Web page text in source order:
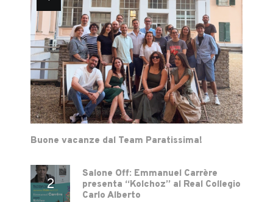
Buone vacanze dal Team Paratissima!
Salone Off: Emmanuel Carrère
presenta “Kolchoz” al Real Collegio
Carlo Alberto